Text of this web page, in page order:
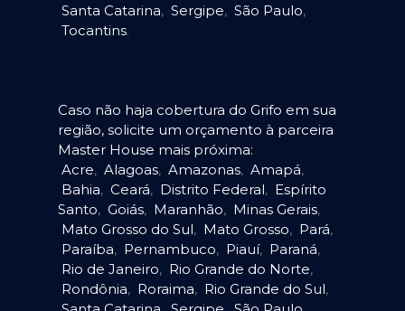
Santa Catarina, Sergipe, São Paulo,
Tocantins.
Caso não haja cobertura do Grifo em sua
região, solicite um orçamento à parceira
Master House mais próxima:
Acre, Alagoas, Amazonas, Amapá,
Bahia, Ceará, Distrito Federal, Espírito
Santo, Goiás, Maranhão, Minas Gerais,
Mato Grosso do Sul, Mato Grosso, Pará,
Paraíba, Pernambuco, Piauí, Paraná,
Rio de Janeiro, Rio Grande do Norte,
Rondônia, Roraima, Rio Grande do Sul,